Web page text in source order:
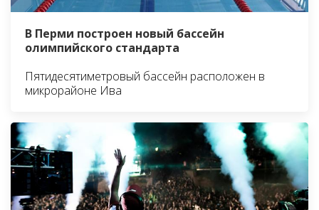
В Перми построен новый бассейн
олимпийского стандарта
Пятидесятиметровый бассейн расположен в
микрорайоне Ива